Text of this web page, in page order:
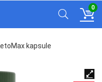
0
kapsule